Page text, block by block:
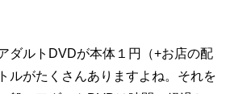
ダルトDVDが本体１円（+お店の配
ルがたくさんありますよね。それを